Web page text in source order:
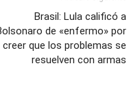
Brasil: Lula calificó a
de «enfermo» por
creer que los problemas se
resuelven con armas